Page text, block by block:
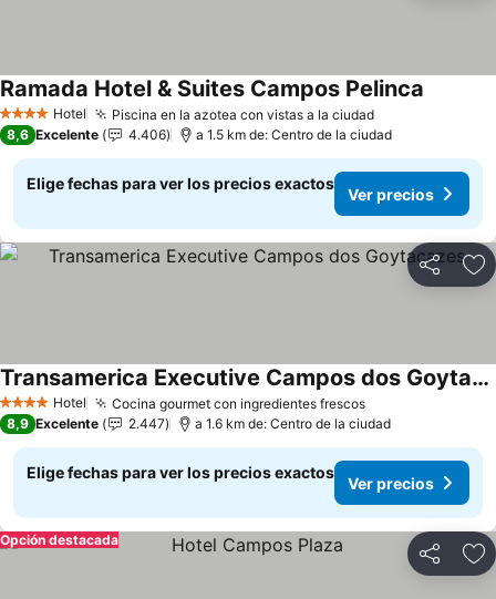
4 EstrellasHotel Piscina en la azotea con vistas a la ciudadVer precios
Ramada Hotel & Suites Campos Pelinca
8,6 Excelente 4.406 a 1.5 km de: Centro de la ciudad
Elige fechas para ver los precios exactos
Ver precios
Compartir
4 EstrellasHotel Cocina gourmet con ingredientes frescosVer precios
Transamerica Executive Campos dos Goytacazes
Ver precios
8,9 Excelente 2.447 a 1.6 km de: Centro de la ciudad
Elige fechas para ver los precios exactos
Ver precios
Compartir
Opción destacada